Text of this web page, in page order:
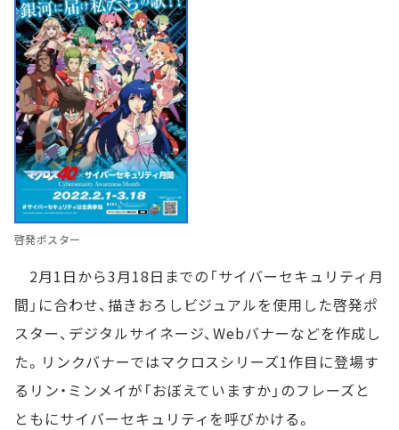
啓発ポスター
2月1日から3月18日までの「サイバーセキュリティ月
間」に合わせ、描きおろしビジュアルを使用した啓発ポ
スター、デジタルサイネージ、Webバナーなどを作成し
た。リンクバナーではマクロスシリーズ1作目に登場す
るリン・ミンメイが「おぼえていますか」のフレーズと
ともにサイバーセキュリティを呼びかける。